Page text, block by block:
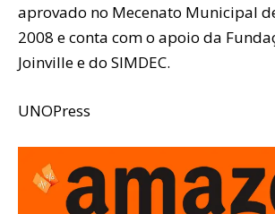
aprovado no Mecenato Municipal
2008 e conta com o apoio da
Joinville e do SIMDEC.
UNOPress